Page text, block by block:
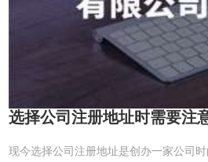
选择公司注册地址时需要注
现今选择公司注册地址是创办一家公司